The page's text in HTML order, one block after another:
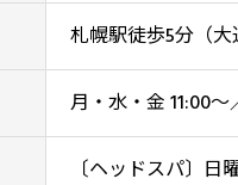
札幌駅徒歩5分（大
月・水・金 11:00
〔ヘッドスパ〕日